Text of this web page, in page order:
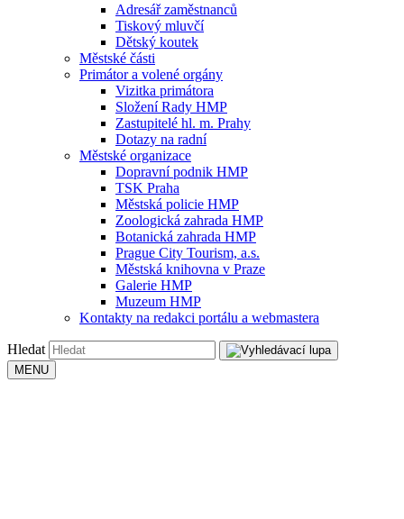
Adresář zaměstnanců
Tiskový mluvčí
Dětský koutek
Městské části
Primátor a volené orgány
Vizitka primátora
Složení Rady HMP
Zastupitelé hl. m. Prahy
Dotazy na radní
Městské organizace
Dopravní podnik HMP
TSK Praha
Městská policie HMP
Zoologická zahrada HMP
Botanická zahrada HMP
Prague City Tourism, a.s.
Městská knihovna v Praze
Galerie HMP
Muzeum HMP
Kontakty na redakci portálu a webmastera
Hledat
MENU